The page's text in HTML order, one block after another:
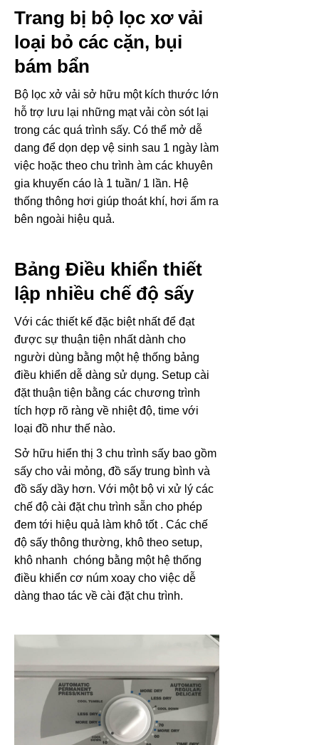
Trang bị bộ lọc xơ vải
loại bỏ các cặn, bụi
bám bẩn
Bộ lọc xở vải sở hữu một kích thước lớn
hỗ trợ lưu lại những mạt vải còn sót lại
trong các quá trình sấy. Có thể mở dễ
dang để dọn dẹp vệ sinh sau 1 ngày làm
việc hoặc theo chu trình àm các khuyên
gia khuyến cáo là 1 tuần/ 1 lần. Hệ
thống thông hơi giúp thoát khí, hơi ấm ra
bên ngoài hiệu quả.
Bảng Điều khiển thiết
lập nhiều chế độ sấy
Với các thiết kế đặc biệt nhất để đạt
được sự thuận tiện nhất dành cho
người dùng bằng một hệ thống bảng
điều khiển dễ dàng sử dụng. Setup cài
đặt thuận tiện bằng các chương trình
tích hợp rõ ràng về nhiệt độ, time với
loại đồ như thế nào.
Sở hữu hiển thị 3 chu trình sấy bao gồm
sấy cho vải mỏng, đồ sấy trung bình và
đồ sấy dầy hơn. Với một bộ vi xử lý các
chế độ cài đặt chu trình sẵn cho phép
đem tới hiệu quả làm khô tốt . Các chế
độ sấy thông thường, khô theo setup,
khô nhanh chóng bằng một hệ thống
điều khiển cơ núm xoay cho việc dễ
dàng thao tác về cài đặt chu trình.